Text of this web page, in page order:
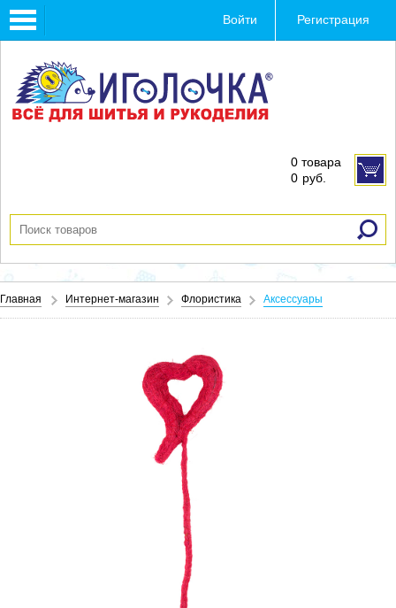
Toggle
navigation
Войти Регистрация
0 товара
0 руб.
Главная Интернет-магазин Флористика Аксессуары